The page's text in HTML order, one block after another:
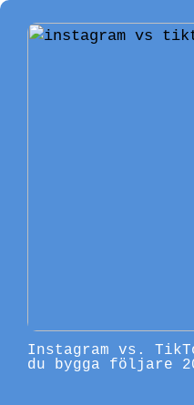
Instagram vs.
du bygga följare